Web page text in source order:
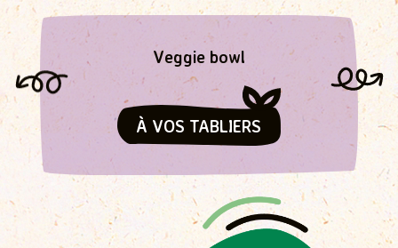
Veggie bowl
À VOS TABLIERS